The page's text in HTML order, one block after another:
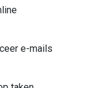
e-mails